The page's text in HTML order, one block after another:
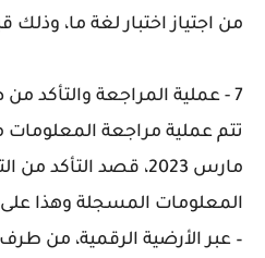
من اجتياز اختبار لغة ما، وذلك قبل 15 فيفري
7 - عملية المراجعة والتأكد من صحة المعلومات:
مارس 2023، قصد
المعلومات المسجلة وهذا على
– عبر الأرضية الرقمية، من